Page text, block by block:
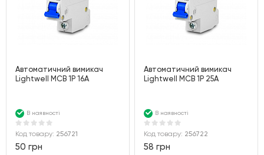
Автоматичний вимикач
Lightwell MCB 1P 16A
В наявності
Код товару: 256721
50 грн
Автоматичний вимикач
Lightwell MCB 1P 25A
В наявності
Код товару: 256722
58 грн